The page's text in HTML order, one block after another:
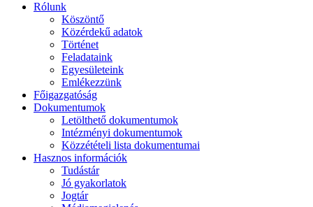
Rólunk
Köszöntő
Közérdekű adatok
Történet
Feladataink
Egyesületeink
Emlékezzünk
Főigazgatóság
Dokumentumok
Letölthető dokumentumok
Intézményi dokumentumok
Közzétételi lista dokumentumai
Hasznos információk
Tudástár
Jó gyakorlatok
Jogtár